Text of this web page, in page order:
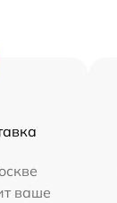
ваше